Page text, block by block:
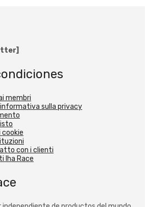
membri
sulla privacy
con i clienti
Iha Race